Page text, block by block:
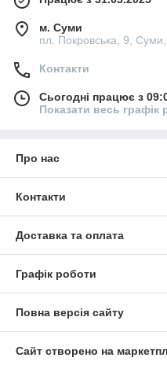
м. Суми
пл. Покровська, 9, Суми,
Контакти
Сьогодні працює з
Показати весь графік
Про нас
Контакти
Доставка та оплата
Графік роботи
Повна версія сайту
Сайт створено на